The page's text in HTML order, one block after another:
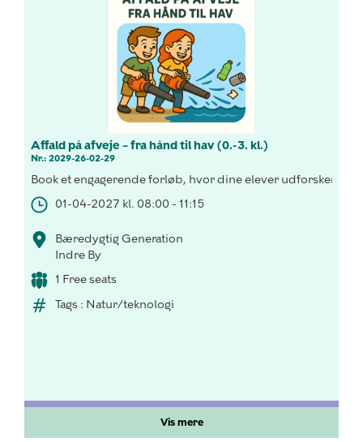
Affald på afveje – fra hånd til hav (0.-3. kl.)
Nr.: 2029-26-02-29
Book et engagerende forløb, hvor dine elever udforsker
01-04-2027 kl. 08:00 - 11:15
Bæredygtig Generation
Indre By
1 Free seats
Tags : Natur/teknologi
Vis mere